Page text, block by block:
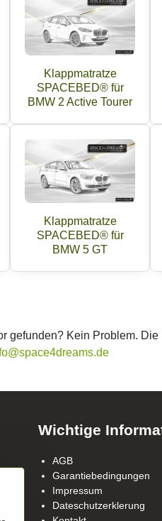
Klappmatratze
SPACEBED® für
BMW 2 Active Tourer
Klappmatratze
SPACEBED® für
BMW 5 GT
gefunden? Kein Problem.
Wichtige
AGB
Garantiebedingungen
Impressum
Dateschutzerklerung